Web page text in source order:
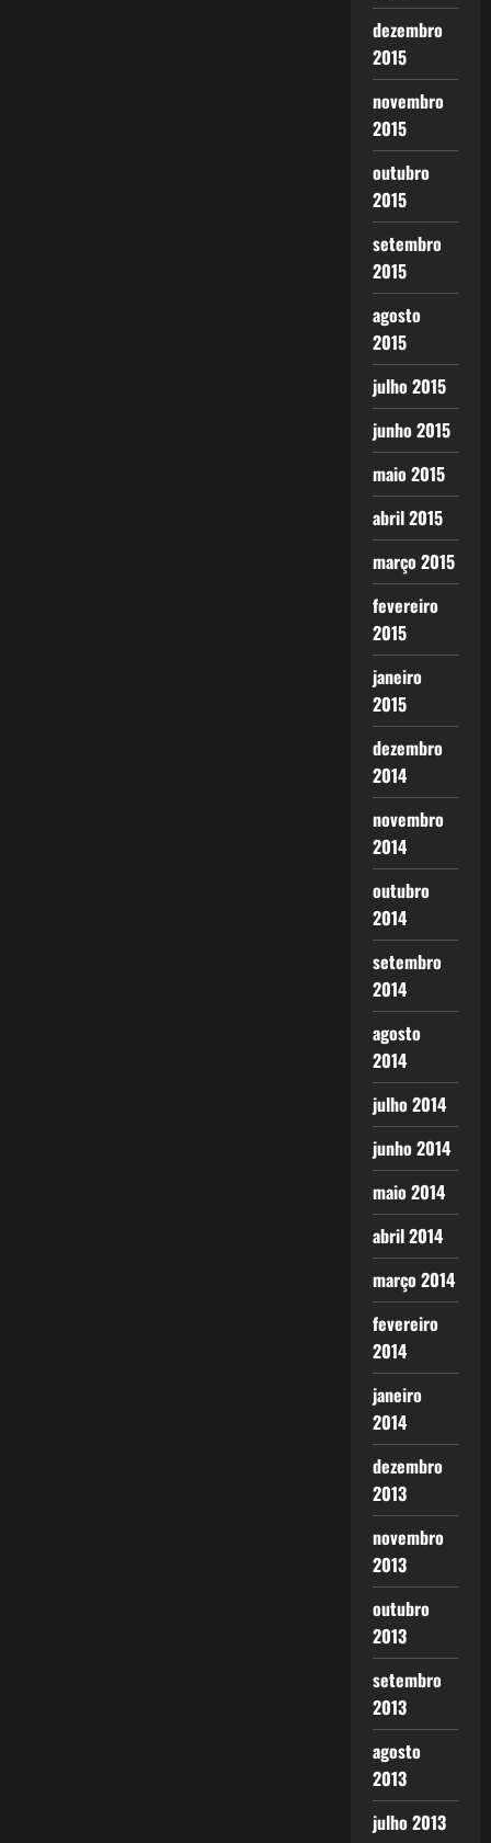
dezembro
2015
novembro
2015
outubro
2015
setembro
2015
agosto
2015
julho 2015
junho 2015
maio 2015
abril 2015
março 2015
fevereiro
2015
janeiro
2015
dezembro
2014
novembro
2014
outubro
2014
setembro
2014
agosto
2014
julho 2014
junho 2014
maio 2014
abril 2014
março 2014
fevereiro
2014
janeiro
2014
dezembro
2013
novembro
2013
outubro
2013
setembro
2013
agosto
2013
julho 2013